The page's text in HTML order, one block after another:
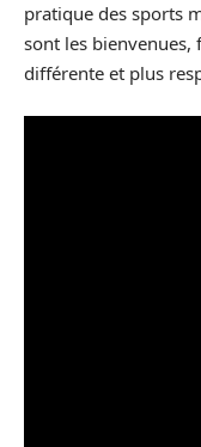
pratique des sports
sont les bienvenues,
différente et plus